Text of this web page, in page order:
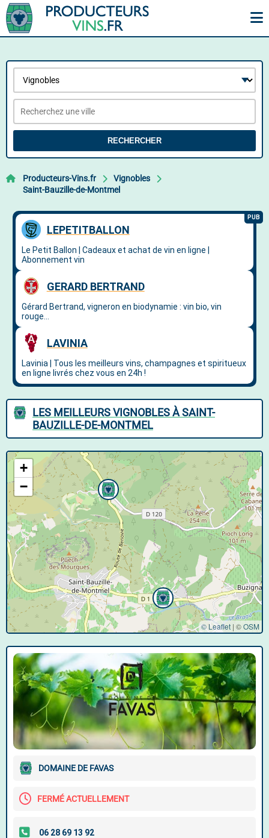
RECHERCHER
Producteurs-Vins.fr
Vignobles
Saint-Bauzille-de-Montmel
LES MEILLEURS VIGNOBLES À SAINT-
BAUZILLE-DE-MONTMEL
+
−
© Leaflet | ©OSM
DOMAINE DE FAVAS
FERMÉ ACTUELLEMENT